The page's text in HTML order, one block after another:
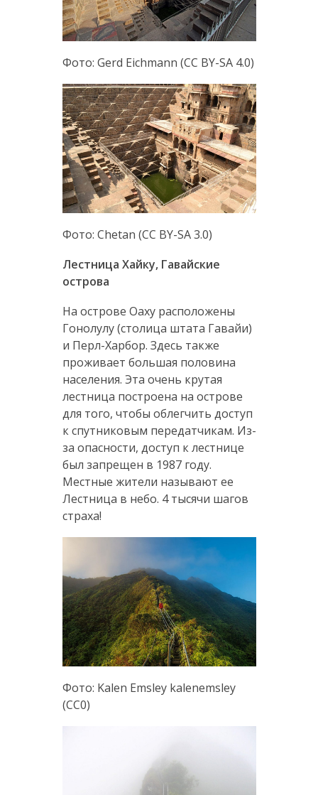
Фото: Gerd Eichmann (CC BY-SA 4.0)
Фото: Chetan (CC BY-SA 3.0)
Лестница Хайку, Гавайские
острова
На острове Оаху расположены
Гонолулу (столица штата Гавайи)
и Перл-Харбор. Здесь также
проживает большая половина
населения. Эта очень крутая
лестница построена на острове
для того, чтобы облегчить доступ
к спутниковым передатчикам. Из-
за опасности, доступ к лестнице
был запрещен в 1987 году.
Местные жители называют ее
Лестница в небо. 4 тысячи шагов
страха!
Фото: Kalen Emsley kalenemsley
(CC0)